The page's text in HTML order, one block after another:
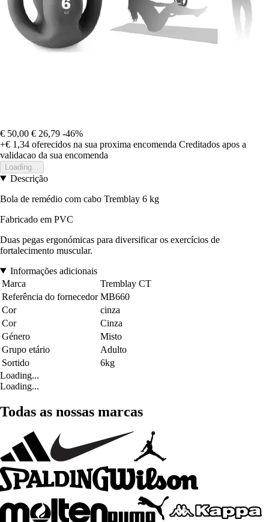
€ 50,00 € 26,79 -46%
+€ 1,34 oferecidos na sua proxima encomenda Creditados apos a
validacao da sua encomenda
Loading...
Descrição
Bola de remédio com cabo Tremblay 6 kg
Fabricado em PVC
Duas pegas ergonómicas para diversificar os exercícios de
fortalecimento muscular.
Informações adicionais
Marca
Tremblay CT
Referência do fornecedor MB660
Cor
cinza
Cor
Cinza
Género
Misto
Grupo etário
Adulto
Sortido
6kg
Loading...
Loading...
Todas as nossas marcas